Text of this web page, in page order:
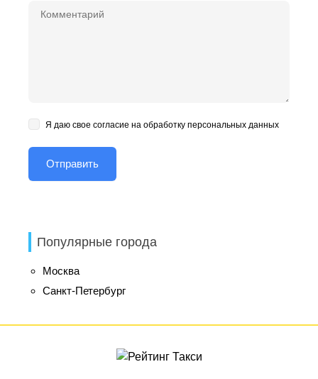
Я даю свое согласие на обработку персональных данных
Популярные города
Москва
Санкт-Петербург